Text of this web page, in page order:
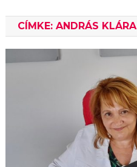
CÍMKE: ANDRÁS KLÁRA